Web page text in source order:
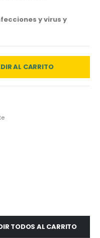
y virus y
AL CARRITO
3%
- Menta -
TODOS AL CARRITO